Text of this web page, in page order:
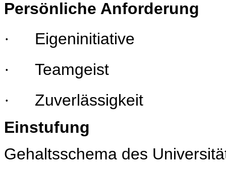
Persönliche Anforderung
· Eigeninitiative
· Teamgeist
·
Zuverlässigkeit
Einstufung
Gehaltsschema des